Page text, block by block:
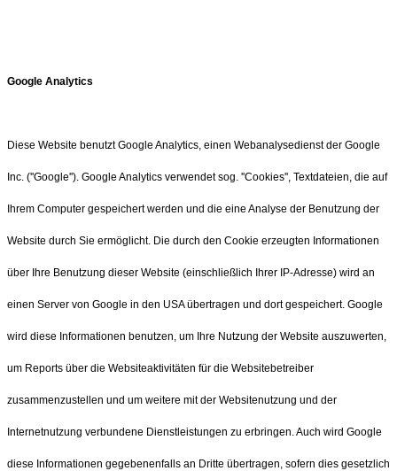
Google Analytics
Diese Website benutzt Google Analytics, einen Webanalysedienst der Google
Inc. (''Google''). Google Analytics verwendet sog. ''Cookies'', Textdateien, die auf
Ihrem Computer gespeichert werden und die eine Analyse der Benutzung der
Website durch Sie ermöglicht. Die durch den Cookie erzeugten Informationen
über Ihre Benutzung dieser Website (einschließlich Ihrer IP-Adresse) wird an
einen Server von Google in den USA übertragen und dort gespeichert. Google
wird diese Informationen benutzen, um Ihre Nutzung der Website auszuwerten,
um Reports über die Websiteaktivitäten für die Websitebetreiber
zusammenzustellen und um weitere mit der Websitenutzung und der
Internetnutzung verbundene Dienstleistungen zu erbringen. Auch wird Google
diese Informationen gegebenenfalls an Dritte übertragen, sofern dies gesetzlich